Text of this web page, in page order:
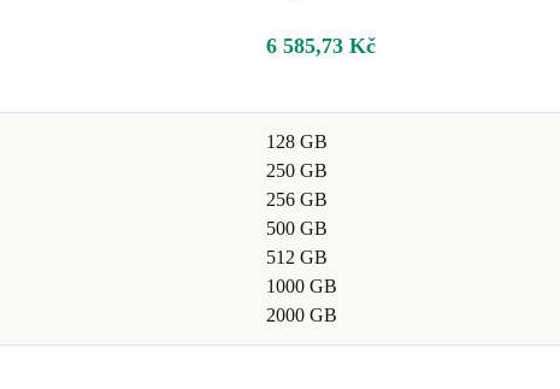
6 585,73 Kč
128 GB
250 GB
256 GB
500 GB
512 GB
1000 GB
2000 GB